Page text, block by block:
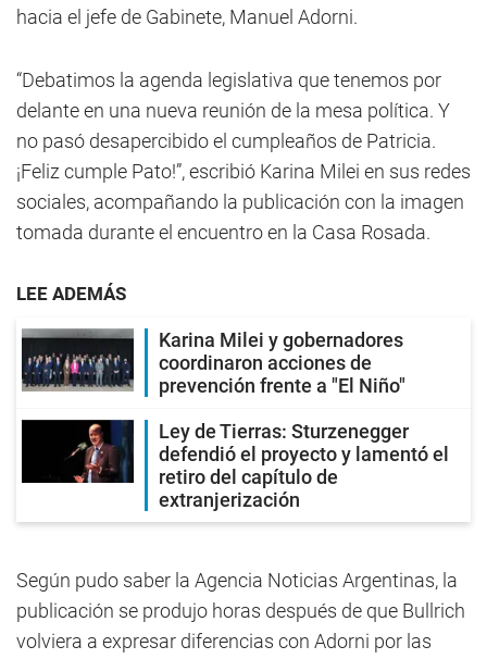
hacia el jefe de Gabinete, Manuel Adorni.
“Debatimos la agenda legislativa que tenemos por
delante en una nueva reunión de la mesa política. Y
no pasó desapercibido el cumpleaños de Patricia.
¡Feliz cumple Pato!”, escribió Karina Milei en sus redes
sociales, acompañando la publicación con la imagen
tomada durante el encuentro en la Casa Rosada.
LEE ADEMÁS
Karina Milei y gobernadores
coordinaron acciones de
prevención frente a "El Niño"
Ley de Tierras: Sturzenegger
defendió el proyecto y lamentó el
retiro del capítulo de
extranjerización
Según pudo saber la Agencia Noticias Argentinas, la
publicación se produjo horas después de que Bullrich
volviera a expresar diferencias con Adorni por las